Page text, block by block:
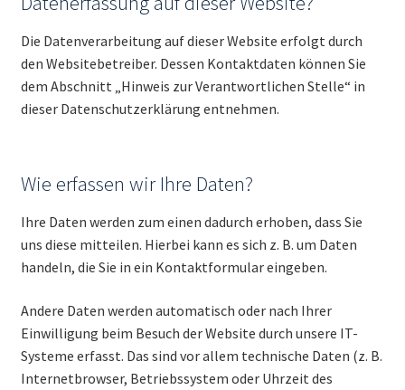
Die Datenverarbeitung auf dieser Website erfolgt durch
den Websitebetreiber. Dessen Kontaktdaten können Sie
dem Abschnitt „Hinweis zur Verantwortlichen Stelle“ in
dieser Datenschutzerklärung entnehmen.
Wie erfassen wir Ihre Daten?
Ihre Daten werden zum einen dadurch erhoben, dass Sie
uns diese mitteilen. Hierbei kann es sich z. B. um Daten
handeln, die Sie in ein Kontaktformular eingeben.
Andere Daten werden automatisch oder nach Ihrer
Einwilligung beim Besuch der Website durch unsere IT-
Systeme erfasst. Das sind vor allem technische Daten (z. B.
Internetbrowser, Betriebssystem oder Uhrzeit des